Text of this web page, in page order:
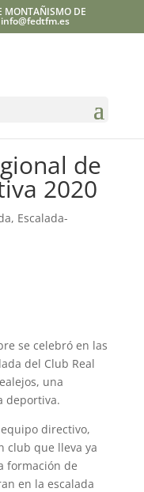
MONTAÑISMO DE
info@fedtfm.es
de
2020
, Escalada-
se celebró en las
del Club Real
una
deportiva.
directivo,
club que lleva ya
formación de
en la escalada